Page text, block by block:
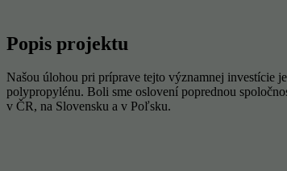
Popis projektu
Našou úlohou pri príprave tejto významnej investície
polypropylénu. Boli sme oslovení poprednou
v ČR, na Slovensku a v Poľsku.